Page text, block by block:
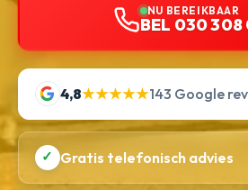
NU BEREIKBAAR
BEL 030 308
4,8★★★★★143 Google
✓ Gratis telefonisch advies